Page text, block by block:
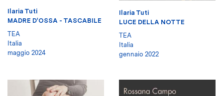
Ilaria Tuti
MADRE D'OSSA - TASCABILE
TEA
Italia
maggio 2024
Ilaria Tuti
LUCE DELLA NOTTE
TEA
Italia
gennaio 2022